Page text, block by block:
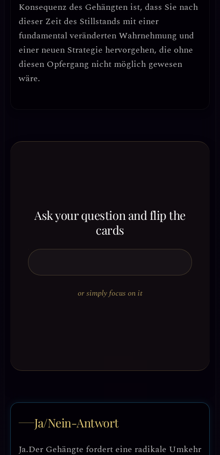
Konsequenz des Gehängten ist, dass Sie nach
dieser Zeit des Stillstands mit einer
fundamental veränderten Wahrnehmung und
einer neuen Strategie hervorgehen, die ohne
diesen Opfergang nicht möglich gewesen
wäre.
Ask your question and flip the
cards
or simply focus on it
Ja/Nein-Antwort
Ja.Der Gehängte fordert eine radikale Umkehr